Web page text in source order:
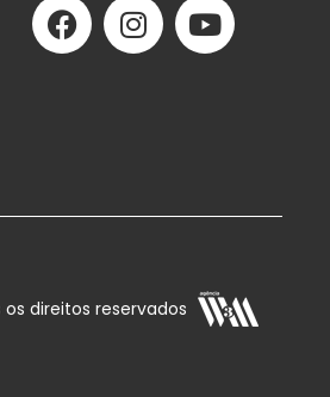
os direitos reservados